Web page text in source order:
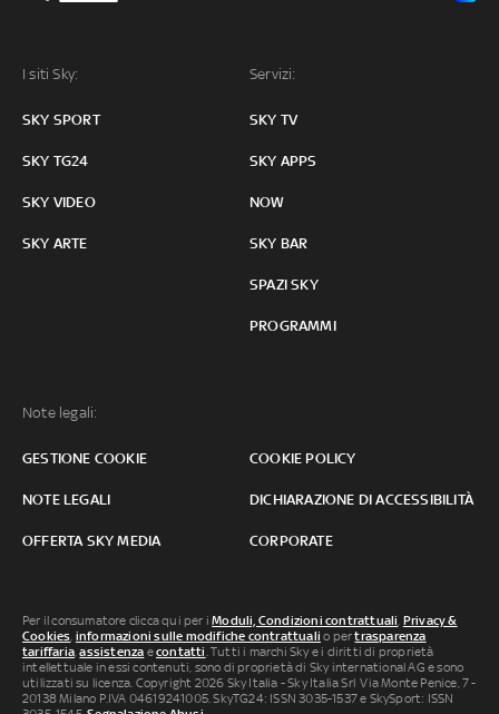
I siti Sky:
SKY SPORT
SKY TG24
SKY VIDEO
SKY ARTE
Servizi:
SKY TV
SKY APPS
NOW
SKY BAR
SPAZI SKY
PROGRAMMI
Note legali:
GESTIONE COOKIE COOKIE POLICY
NOTE LEGALI DICHIARAZIONE DI ACCESSIBILITÀ
OFFERTA SKY MEDIA CORPORATE
Per il consumatore clicca qui per iModuli, Condizioni contrattuali Privacy &
Cookies informazioni sulle modifiche contrattuali o pertrasparenza
tariffaria ,assistenza econtatti . Tutti i marchi Sky e i diritti di proprietà
intellettuale in essi contenuti, sono di proprietà di Sky international AG e sono
utilizzati su licenza. Copyright 2026 Sky Italia - Sky Italia Srl Via Monte Penice, 7 -
20138 Milano P.IVA 04619241005. SkyTG24: ISSN 3035-1537 e SkySport: ISSN